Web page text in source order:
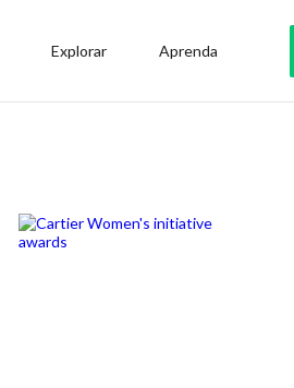
Explorar Aprenda